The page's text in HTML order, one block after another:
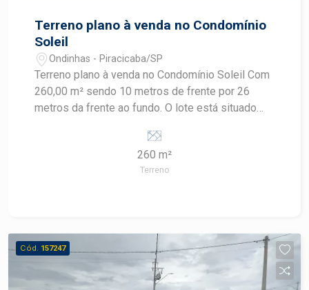
Terreno plano à venda no Condomínio
Soleil
Ondinhas - Piracicaba/SP
Terreno plano à venda no Condomínio Soleil Com
260,00 m² sendo 10 metros de frente por 26
metros da frente ao fundo. O lote está situado
segurança 24 horas, proporcionando tranquilidade
para você e sua família. Excelente oportunidade
260 m²
Terreno
Cód. 157247